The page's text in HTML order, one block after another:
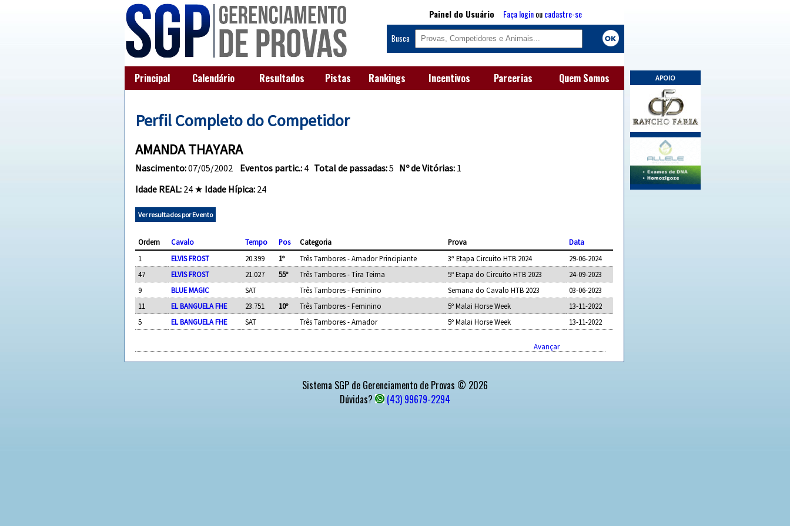
APOIO
Painel do Usuário Faça loginoucadastre-se
Busca
Principal Calendário Resultados Pistas Rankings Incentivos Parcerias Quem Somos
Perfil Completo do Competidor
AMANDA THAYARA
Nascimento:07/05/2002 Eventos partic.: 4 Total de passadas:5 Nº de Vitórias: 1
Idade REAL: 24 ★ Idade Hípica: 24
Ver resultados por Evento
Ordem Cavalo Tempo Pos Categoria Prova
Data
1
ELVIS FROST 20.399 1º Três Tambores - Amador Principiante 3ª Etapa Circuito HTB 2024
29-06-2024
47
ELVIS FROST 21.027 55º Três Tambores - Tira Teima 5º Etapa do Circuito HTB 2023
24-09-2023
9
BLUE MAGIC SAT Três Tambores - Feminino Semana do Cavalo HTB 2023
03-06-2023
11
EL BANGUELA FHE 23.751 10º Três Tambores - Feminino 5º Malai Horse Week
13-11-2022
5
EL BANGUELA FHE SAT Três Tambores - Amador 5º Malai Horse Week 13-11-2022
Avançar
Sistema SGP de Gerenciamento de Provas © 2026
Dúvidas?
(43) 99679-2294